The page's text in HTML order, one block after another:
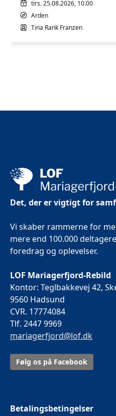
tirs. 25.08.2026, 10.00
Arden
Tina Rank Franzen
Det, der er vigtigt for
Vi skaber rammerne for
mere end 100.000
foredrag og oplevelser.
LOF Mariagerfjord-Rebild
Kontor: Teglbakkevej 42,
9560 Hadsund
CVR. 17774084
Tlf. 2447 9969
mariagerfjord@lof.dk
Følg os på Facebook
Betalingsbetingelser